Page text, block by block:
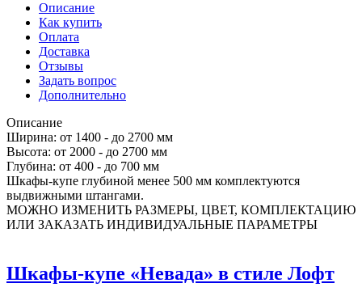
Описание
Как купить
Оплата
Доставка
Отзывы
Задать вопрос
Дополнительно
Описание
Ширина: от 1400 - до 2700 мм
Высота: от 2000 - до 2700 мм
Глубина: от 400 - до 700 мм
Шкафы-купе глубиной менее 500 мм комплектуются
выдвижными штангами.
МОЖНО ИЗМЕНИТЬ РАЗМЕРЫ, ЦВЕТ, КОМПЛЕКТАЦИЮ
ИЛИ ЗАКАЗАТЬ ИНДИВИДУАЛЬНЫЕ ПАРАМЕТРЫ
Шкафы-купе «Невада» в стиле Лофт